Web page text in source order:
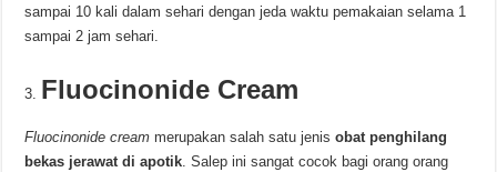
sampai 10 kali dalam sehari dengan jeda waktu pemakaian selama 1
sampai 2 jam sehari.
Fluocinonide Cream
Fluocinonide cream merupakan salah satu jenisobat penghilang
bekas jerawat di apotik. Salep ini sangat cocok bagi orang orang